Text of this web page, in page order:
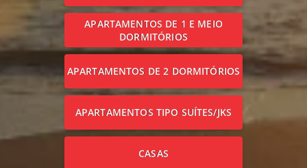
APARTAMENTOS DE 1 E MEIO
DORMITÓRIOS
APARTAMENTOS DE 2 DORMITÓRIOS
APARTAMENTOS TIPO SUÍTES/JKS
CASAS